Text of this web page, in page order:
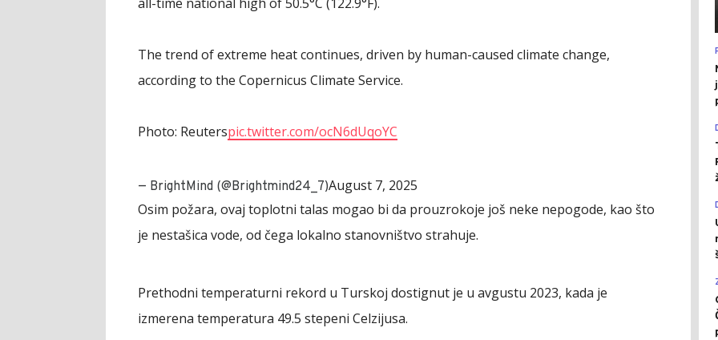
The trend of extreme heat continues, driven by human-caused climate change,
according to the Copernicus Climate Service.
Photo: Reuterspic.twitter.com/ocN6dUqoYC
— BrightMind (@Brightmind24_7)August 7, 2025
Osim požara, ovaj toplotni talas mogao bi da prouzrokoje još neke nepogode, kao što
je nestašica vode, od čega lokalno stanovništvo strahuje.
Prethodni temperaturni rekord u Turskoj dostignut je u avgustu 2023, kada je
izmerena temperatura 49.5 stepeni Celzijusa.